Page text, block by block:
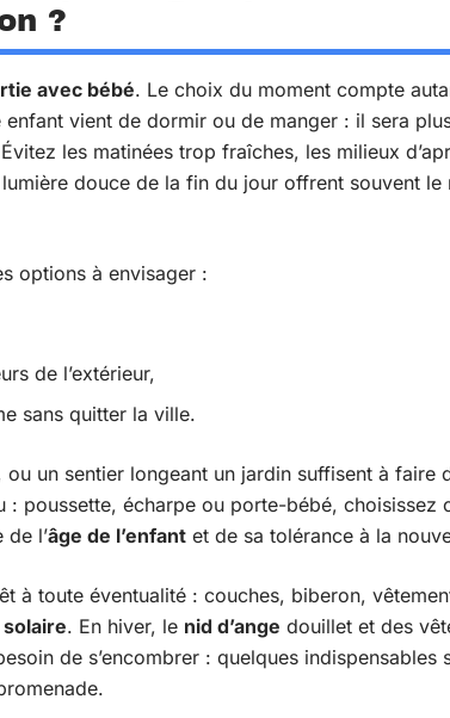
?
avec bébé. Le choix du moment compte
vient de dormir ou de manger : il sera
les matinées trop fraîches, les milieux
douce de la fin du jour offrent souvent le
options à envisager :
de l’extérieur,
sans quitter la ville.
ou un sentier longeant un jardin suffisent à faire
: poussette, écharpe ou porte-bébé, choisissez
de l’âge de l’enfant et de sa tolérance à la
à toute éventualité : couches, biberon,
. En hiver, le nid d’ange douillet et des
de s’encombrer : quelques indispensables